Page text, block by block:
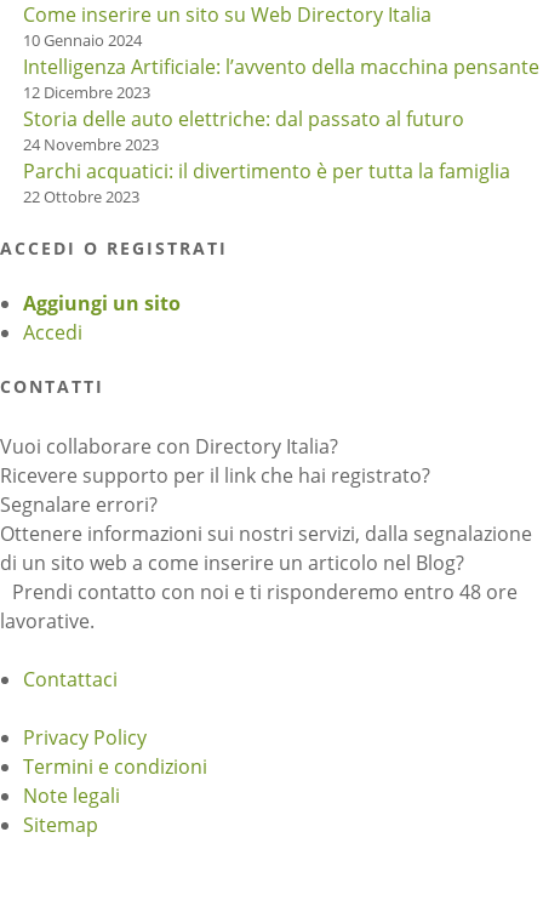
Come inserire un sito su Web Directory Italia
10 Gennaio 2024
Intelligenza Artificiale: l’avvento della macchina pensante
12 Dicembre 2023
Storia delle auto elettriche: dal passato al futuro
24 Novembre 2023
Parchi acquatici: il divertimento è per tutta la famiglia
22 Ottobre 2023
ACCEDI O REGISTRATI
Aggiungi un sito
Accedi
CONTATTI
Vuoi collaborare con Directory Italia?
Ricevere supporto per il link che hai registrato?
Segnalare errori?
Ottenere informazioni sui nostri servizi, dalla segnalazione
di un sito web a come inserire un articolo nel Blog?
Prendi contatto con noi e ti risponderemo entro 48 ore
lavorative.
Contattaci
Privacy Policy
Termini e condizioni
Note legali
Sitemap